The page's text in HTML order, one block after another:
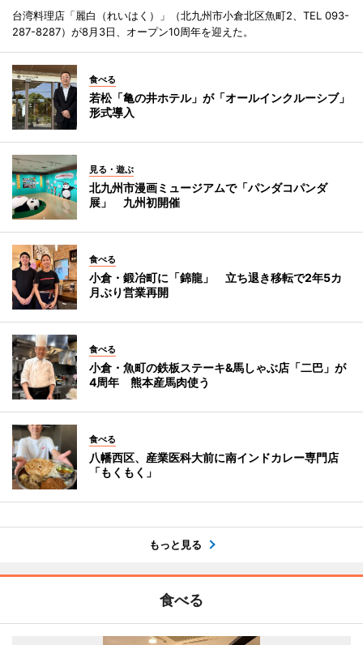
台湾料理店「麗白（れいはく）」（北九州市小倉北区魚町2、TEL 093-
287-8287）が8月3日、オープン10周年を迎えた。
食べる
若松「亀の井ホテル」が「オールインクルーシブ」
形式導入
見る・遊ぶ
北九州市漫画ミュージアムで「パンダコパンダ
展」 九州初開催
食べる
小倉・鍛冶町に「錦龍」 立ち退き移転で2年5カ
月ぶり営業再開
食べる
小倉・魚町の鉄板ステーキ&馬しゃぶ店「二巴」が
4周年 熊本産馬肉使う
食べる
八幡西区、産業医科大前に南インドカレー専門店
「もくもく」
もっと見る
食べる